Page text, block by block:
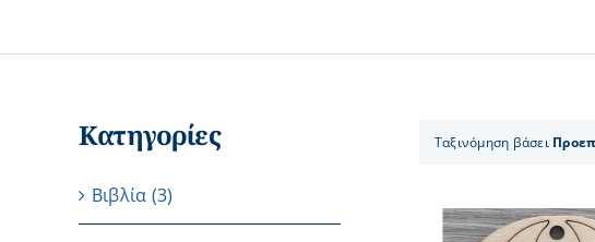
Ταξινόμηση βάσει
Κατηγορίες
Βιβλία (3)